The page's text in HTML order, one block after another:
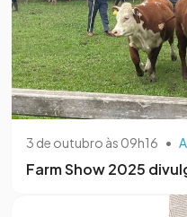
3 de outubro às 09h16 •
Farm Show 2025